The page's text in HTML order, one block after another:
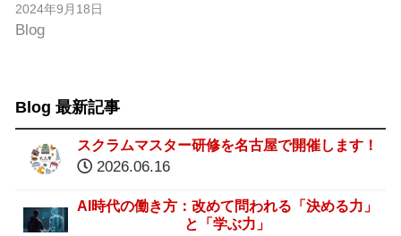
2024年9月18日
Blog
Blog 最新記事
スクラムマスター研修を名古屋で開催します！
2026.06.16
AI時代の働き方：改めて問われる「決める力」
と「学ぶ力」